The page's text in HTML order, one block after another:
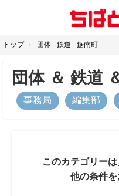
トップ 団体 - 鉄道 - 鋸南町
団体＆ 鉄道
事務局 編集部
このカテゴリー
他の条件を